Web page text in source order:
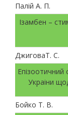
Палій А. П.
Ізамбен –
ДжиговаТ. С.
Епізоотичний
Украіни
Бойко Т. В.